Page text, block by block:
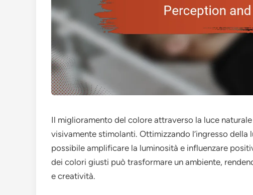
Il miglioramento del colore attraverso la luce
visivamente stimolanti. Ottimizzando l’ingresso
possibile amplificare la luminosità e influenzare
dei colori giusti può trasformare un ambiente,
e creatività.